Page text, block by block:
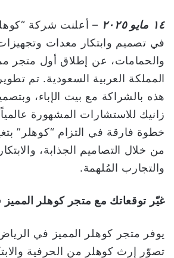
١٤ مايو٢٠٢٥ – أعلنت شركة
في تصميم وابتكار معدات
والحمامات، عن إطلاق أول متجر
المملكة العربية السعودية. تم
هذه بالشراكة مع بيت الإباء،
زانيك للاستشارات المشهورة
خطوة فارقة في التزام “كوهلر”
من خلال التصاميم الجذابة،
والتجارب المُلهمة.
غيّر توقعاتك مع متجر كوهلر
يوفر متجر كوهلر المميز في
تصوّر إرث كوهلر من الحرفية